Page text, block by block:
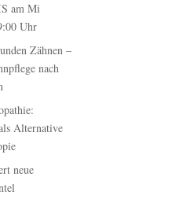
am Mi
Uhr
Zähnen –
nach
Alternative
neue